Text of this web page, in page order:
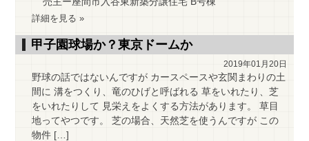
詳細を見る »
甲子園球場か？東京ドームか
2019年01月20日
野球の話ではないんですが カースペースや玄関まわりの土
間に 溝をつくり、竜のひげと呼ばれる 草をいれたり、芝
をいれたりして 見栄えをよくする方法があります。 草目
地ってやつです。 芝の場合、天然芝を使うんですが この
物件 […]